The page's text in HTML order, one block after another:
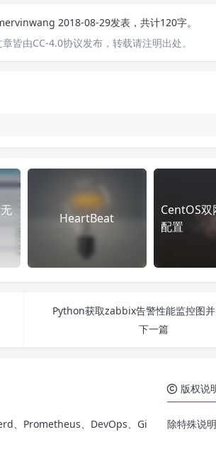
2018-08-29发表，共计120字。
皆由CC-4.0协议发布，转载请注明出处。
HeartBeat
CentOS双
配置
Python获取zabbix告警性能监控图
下一篇
、Prometheus、DevOps、Gi
版权说
除特殊说